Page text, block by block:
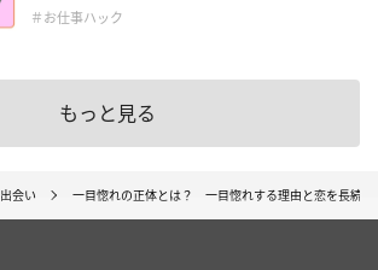
＃お仕事ハック
もっと見る
出会い 一目惚れの正体とは？ 一目惚れする理由と恋を長続き